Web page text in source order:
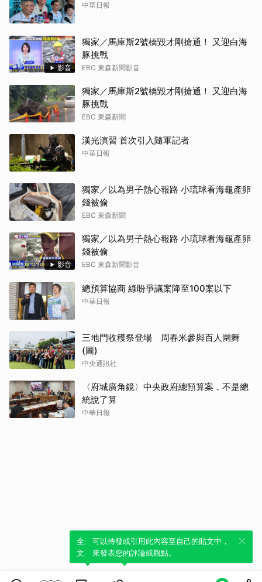
中華日報
影音
獨家／馬庫斯2號橋毀才剛搶通！ 又迎白海
豚挑戰
EBC 東森新聞影音
獨家／馬庫斯2號橋毀才剛搶通！ 又迎白海
豚挑戰
EBC 東森新聞
漢光演習 首次引入隨軍記者
中華日報
獨家／以為男子熱心報路 小琉球看海龜產卵
錢被偷
EBC 東森新聞
影音
獨家／以為男子熱心報路 小琉球看海龜產卵
錢被偷
EBC 東森新聞影音
總預算協商 綠盼爭議案降至100案以下
中華日報
三地門收穫祭登場 周春米參與百人圍舞
(圖)
中央通訊社
〈府城廣角鏡〉中央政府總預算案，不是總
統說了算
中華日報
全新體驗！一鍵引用此內容，透過發布貼
文來輕鬆表達個人立場。
可以轉發或引用此內容至自己的貼文中，
來發表您的評論或觀點。